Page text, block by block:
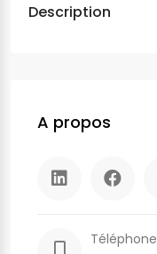
Description
A propos
Téléphone